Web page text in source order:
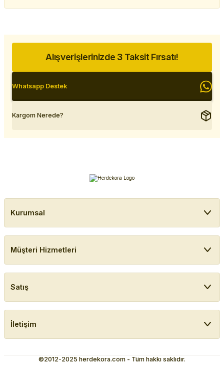
Alışverişlerinizde 3 Taksit Fırsatı!
Whatsapp Destek
Kargom Nerede?
Kurumsal
Müşteri Hizmetleri
Satış
İletişim
©2012-2025 herdekora.com - Tüm hakkı saklıdır.